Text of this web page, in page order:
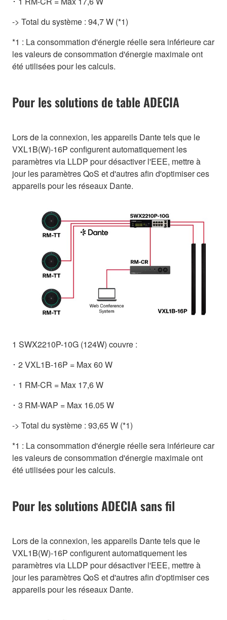
-> Total du système : 94,7 W (*1)
*1 : La consommation d'énergie réelle sera inférieure car
les valeurs de consommation d'énergie maximale ont
été utilisées pour les calculs.
Pour les solutions de table ADECIA
Lors de la connexion, les appareils Dante tels que le
VXL1B(W)-16P configurent automatiquement les
paramètres via LLDP pour désactiver l'EEE, mettre à
jour les paramètres QoS et d'autres afin d'optimiser ces
appareils pour les réseaux Dante.
1 SWX2210P-10G (124W) couvre :
･ 2 VXL1B-16P = Max 60 W
･ 1 RM-CR = Max 17,6 W
･ 3 RM-WAP = Max 16.05 W
-> Total du système : 93,65 W (*1)
*1 : La consommation d'énergie réelle sera inférieure car
les valeurs de consommation d'énergie maximale ont
été utilisées pour les calculs.
Pour les solutions ADECIA sans fil
Lors de la connexion, les appareils Dante tels que le
VXL1B(W)-16P configurent automatiquement les
paramètres via LLDP pour désactiver l'EEE, mettre à
jour les paramètres QoS et d'autres afin d'optimiser ces
appareils pour les réseaux Dante.